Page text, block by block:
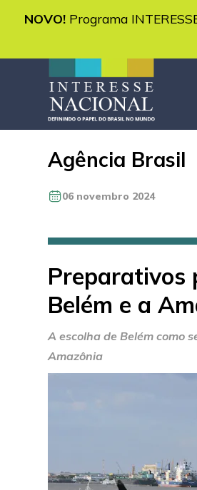
NOVO! Programa
Agência Brasil
06 novembro 2024
Preparativos
Belém e a
A escolha de Belém como
Amazônia